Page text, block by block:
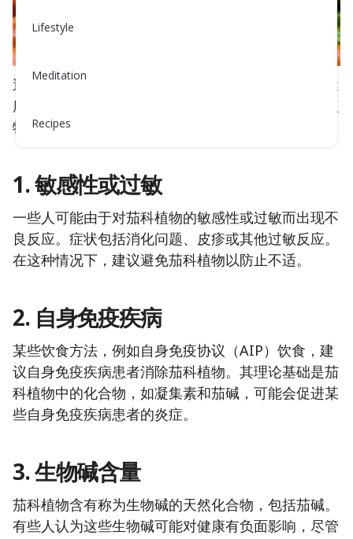
Lifestyle
Meditation
Recipes
避免茄科植物的决定是高度个体化的，取决于个人健
康状况、敏感性和传闻经验。有些人选择避免茄科植
物的原因包括：
1. 敏感性或过敏
一些人可能由于对茄科植物的敏感性或过敏而出现不
良反应。症状包括消化问题、皮疹或其他过敏反应。
在这种情况下，建议避免茄科植物以防止不适。
2. 自身免疫疾病
某些饮食方法，例如自身免疫协议（AIP）饮食，建
议自身免疫疾病患者消除茄科植物。其理论基础是茄
科植物中的化合物，如凝集素和茄碱，可能会促进某
些自身免疫疾病患者的炎症。
3. 生物碱含量
茄科植物含有称为生物碱的天然化合物，包括茄碱。
有些人认为这些生物碱可能对健康有负面影响，尽管